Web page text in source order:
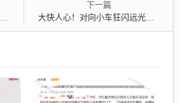
下一篇
大快人心！对向小车狂闪远光灯挑衅 警车路过直接截停